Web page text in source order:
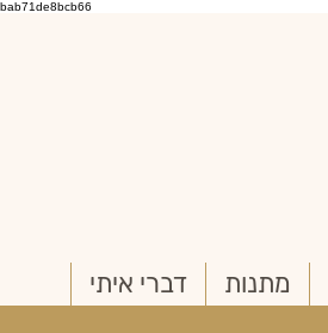
bab71de8bcb66
דברי איתי מתנות